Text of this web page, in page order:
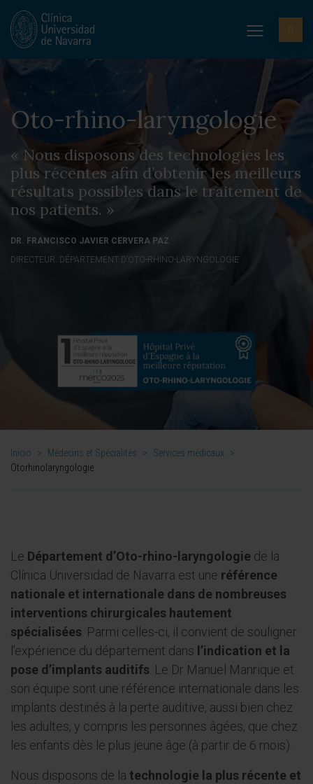
Oto-rhino-laryngologie
« Nous disposons des technologies les
plus récentes afin d’obtenir les meilleurs
résultats possibles dans le traitement de
nos patients. »
DR. FRANCISCO JAVIER CERVERA PAZ
DIRECTEUR. DÉPARTEMENT D’OTO-RHINO-LARYNGOLOGIE
Inicio > Médecins et Spécialités > Services médicaux
>
Otorhinolaryngologie
Le Département d’Oto-rhino-laryngologie de la
Clínica Universidad de Navarra est une référence
nationale et internationale dans de nombreuses
interventions chirurgicales hautement
spécialisées . Parmi celles-ci, il convient de souligner
l’expérience du département dans l’indication et la
pose d’implants auditifs . Le Dr Manuel Manrique et
son équipe sont une référence internationale dans les
implants destinés à la perte auditive, aussi bien chez
les adultes, y compris les personnes âgées, que chez
les enfants dès le plus jeune âge (à partir de 6 mois).
Nous disposons de la technologie la plus récente et